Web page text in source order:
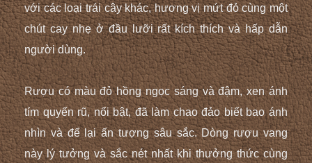
với các loại trái cây khác, hương vị mứt đỏ cùng một
chút cay nhẹ ở đầu lưỡi rất kích thích và hấp dẫn
người dùng.
Rượu có màu đỏ hồng ngọc sáng và đậm, xen ánh
tím quyến rũ, nổi bật, đã làm chao đảo biết bao ánh
nhìn và để lại ấn tượng sâu sắc. Dòng rượu vang
này lý tưởng và sắc nét nhất khi thưởng thức cùng